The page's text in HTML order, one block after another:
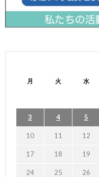
月 火 水
3 4 5
10 11 12
17 18 19
24 25 26